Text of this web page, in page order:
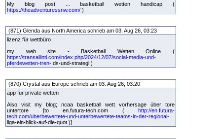
My blog post ... basketball wetten handicap (
https://theadventuressnw.com/ )
(871) Glenda aus North America schrieb am 03. Aug 26, 03:23
lizenz für wettbüro
my web site - Basketball Wetten Online (
https://transallintl.com/index.php/2024/12/07/social-media-und-
pferdewetten-tren- ds-und-strategi )
(870) Crystal aus Europe schrieb am 03. Aug 26, 03:20
app für private wetten
Also visit my blog; ncaa basketball wett vorhersage über tore
untertore [to en.futura-tech.com ( http://en.futura-
tech.com/uberbewertete-und-unterbewertete-teams-in-der-regional-
liga-ein-blick-auf-die-quot )]